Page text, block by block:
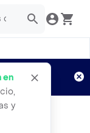
en
y
Aplican TyC